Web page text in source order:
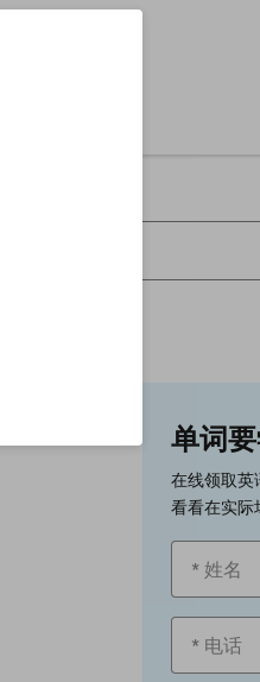
单词
在线领取英
看看在实际